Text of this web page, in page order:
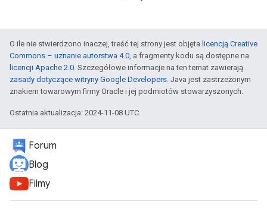
O ile nie stwierdzono inaczej, treść tej strony jest objęta licencją Creative
Commons – uznanie autorstwa 4.0, a fragmenty kodu są dostępne na
licencji Apache 2.0. Szczegółowe informacje na ten temat zawierają
zasady dotyczące witryny Google Developers. Java jest zastrzeżonym
znakiem towarowym firmy Oracle i jej podmiotów stowarzyszonych.
Ostatnia aktualizacja: 2024-11-08 UTC.
Forum
Blog
Filmy